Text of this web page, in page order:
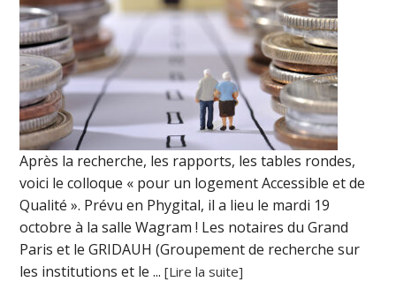
Après la recherche, les rapports, les tables rondes,
voici le colloque « pour un logement Accessible et de
Qualité ». Prévu en Phygital, il a lieu le mardi 19
octobre à la salle Wagram ! Les notaires du Grand
Paris et le GRIDAUH (Groupement de recherche sur
les institutions et le ...[Lire la suite]